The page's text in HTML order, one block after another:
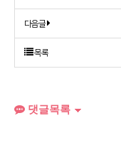
다음글
목록
댓글목록